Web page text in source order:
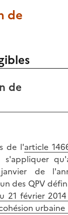
de
de
de l'article
janvier de
des QPV
21 février
urbaine